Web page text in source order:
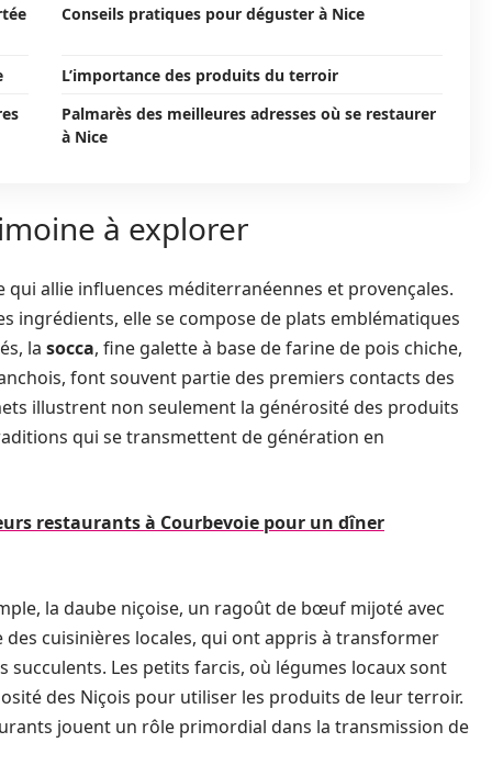
Conseils pratiques pour déguster à Nice
L’importance des produits du terroir
Palmarès des meilleures adresses où se restaurer
à Nice
à explorer
allie influences méditerranéennes et provençales.
ingrédients, elle se compose de plats emblématiques
la socca, fine galette à base de farine de pois chiche,
font souvent partie des premiers contacts des
illustrent non seulement la générosité des produits
qui se transmettent de génération en
restaurants à Courbevoie pour un dîner
la daube niçoise, un ragoût de bœuf mijoté avec
cuisinières locales, qui ont appris à transformer
Les petits farcis, où légumes locaux sont
des Niçois pour utiliser les produits de leur terroir.
jouent un rôle primordial dans la transmission de